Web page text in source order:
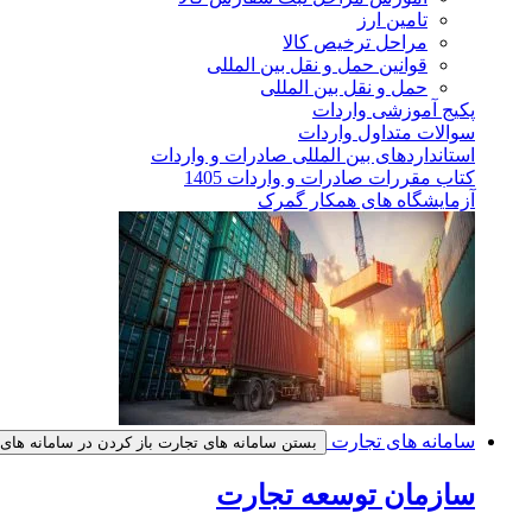
تامین ارز
مراحل ترخیص کالا
قوانین حمل و نقل بین المللی
حمل و نقل بین المللی
پکیج آموزشی واردات
سوالات متداول واردات
استانداردهای بین المللی صادرات و واردات
کتاب مقررات صادرات و واردات 1405
آزمایشگاه های همکار گمرک
سامانه های تجارت بستن سامانه های تجارت باز کردن در سامانه
سازمان توسعه تجارت